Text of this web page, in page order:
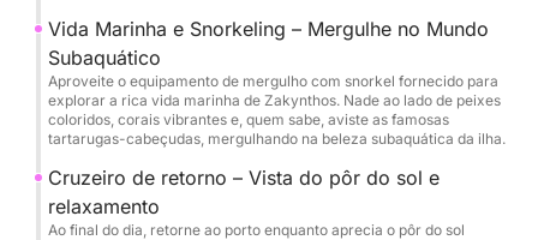
Vida Marinha e Snorkeling – Mergulhe no Mundo
Subaquático
Aproveite o equipamento de mergulho com snorkel fornecido para
explorar a rica vida marinha de Zakynthos. Nade ao lado de peixes
coloridos, corais vibrantes e, quem sabe, aviste as famosas
tartarugas-cabeçudas, mergulhando na beleza subaquática da ilha.
Cruzeiro de retorno – Vista do pôr do sol e
relaxamento
Ao final do dia, retorne ao porto enquanto aprecia o pôr do sol